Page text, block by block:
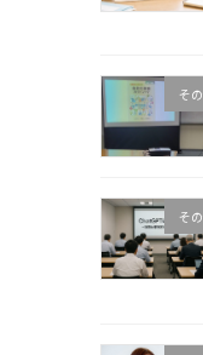
そ
そ